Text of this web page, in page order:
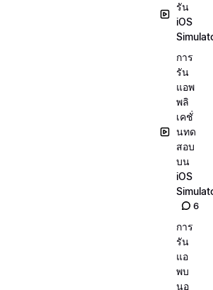
รัน
iOS
การ
รัน
แอพ
พลิ
เคชั่
นทด
สอบ
บน
iOS
6
การ
รัน
แอ
พบ
นอุ